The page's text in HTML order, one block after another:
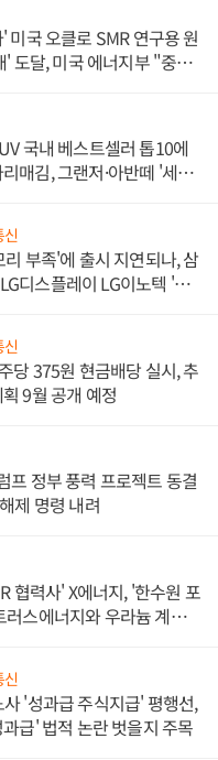
미국 오클로 SMR 연구용 원
' 도달, 미국 에너지부 "중요
국내 베스트셀러 톱10에
매김, 그랜저·아반떼 '세단
신
부족'에 출시 지연되나, 삼
디스플레이 LG이노텍 '탈
신
당 375원 현금배당 실시, 추
9월 공개 예정
프 정부 풍력 프로젝트 동결
제 명령 내려
협력사' X에너지, '한수원 포
러스에너지와 우라늄 계약
신
'성과급 주식지급' 평행선,
급' 법적 논란 벗을지 주목